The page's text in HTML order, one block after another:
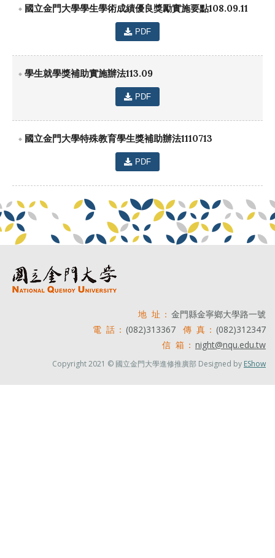
國立金門大學學生學術成績優良獎勵實施要點108.09.11
PDF
學生就學獎補助實施辦法113.09
PDF
國立金門大學特殊教育學生獎補助辦法1110713
PDF
地 址： 金門縣金寧鄉大學路一號
電 話： (082)313367 傳 真： (082)312347
信 箱： night@nqu.edu.tw
Copyright 2021 © 國立金門大學進修推廣部 Designed by EShow